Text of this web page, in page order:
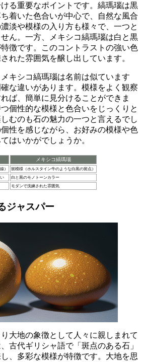
る重要なポイントです。縞瑪瑙は黒
着いた色合いが中心で、自然な風合
淡や模様の入り方も様々で、一つと
ん。一方、メキシコ縞瑪瑙は白と黒
徴です。このコントラストの強い色
れた雰囲気を醸し出しています。
キシコ縞瑪瑙は名前は似ています
な違いがあります。模様をよく観察
ば、 簡単に見分ける ことができま
個性的な模様と色合いをじっくりと
むのも石の魅力の一つと言えるでし
性を感じながら、お好みの模様や色
はいかがでしょうか。
メキシコ縞瑪瑙
）
斑模様（ホルスタイン牛のような白黒の斑点）
白と黒のモノトーンカラー
モダンで洗練された雰囲気
ジャスパー
大地の象徴として人々に親しまれて
古代ギリシャ語で「斑点のある石」
、多彩な模様が特徴です。大地を思